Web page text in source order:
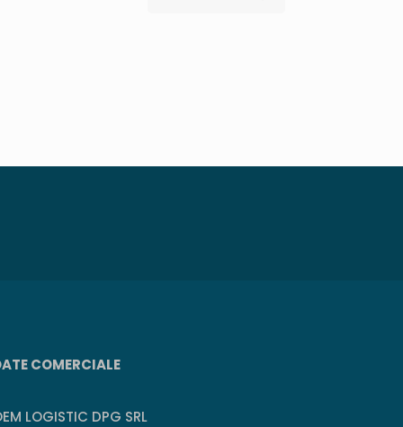
COMERCIALE
LOGISTIC DPG SRL